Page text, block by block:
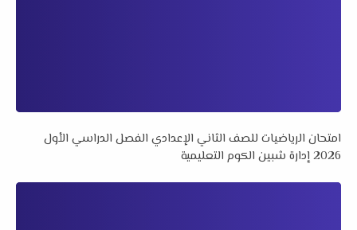
امتحان الرياضيات للصف الثاني الإعدادي الفصل الدراسي الأول
2026 إدارة شبين الكوم التعليمية